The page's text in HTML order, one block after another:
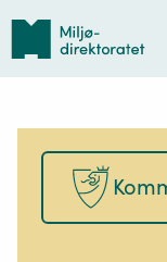
Tilbake
forsiden